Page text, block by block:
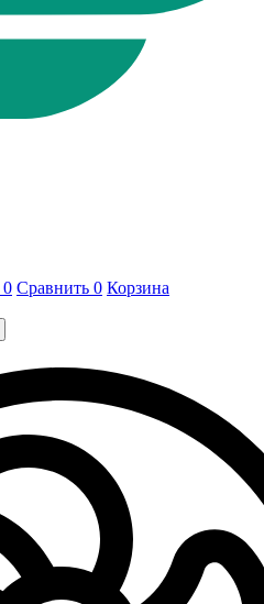
0 Сравнить 0 Корзина